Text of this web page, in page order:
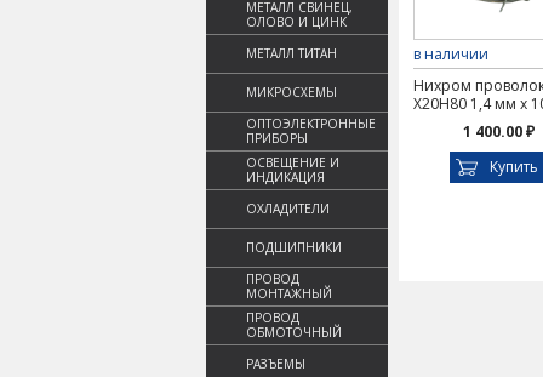
МЕТАЛЛ СВИНЕЦ,
ОЛОВО И ЦИНК
МЕТАЛЛ ТИТАН
МИКРОСХЕМЫ
ОПТОЭЛЕКТРОННЫЕ
ПРИБОРЫ
ОСВЕЩЕНИЕ И
ИНДИКАЦИЯ
ОХЛАДИТЕЛИ
ПОДШИПНИКИ
ПРОВОД
МОНТАЖНЫЙ
ПРОВОД
ОБМОТОЧНЫЙ
РАЗЪЕМЫ
в наличии
Нихром
Х20Н80 1,4 мм х
1 400.00 ₽
Купить